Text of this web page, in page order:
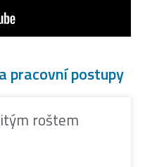
pracovní postupy
roštem